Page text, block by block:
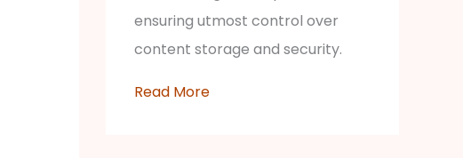
ensuring utmost control over
content storage and security.
Read More